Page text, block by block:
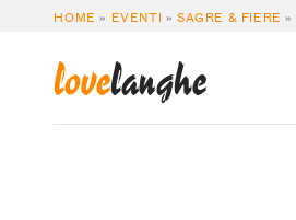
HOME » EVENTI »SAGRE & FIERE »
lovelanghe